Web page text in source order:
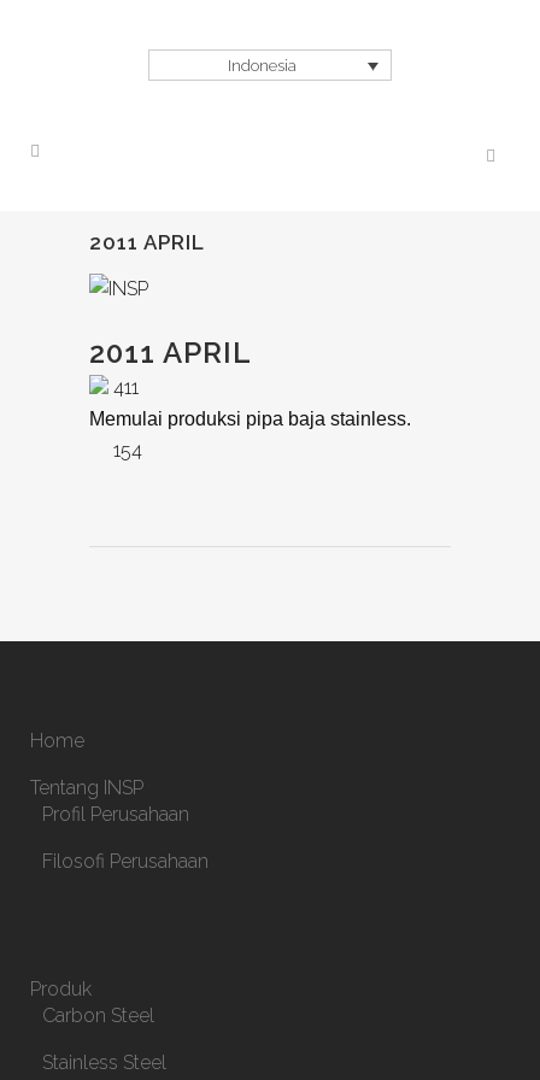
Indonesia
2011 APRIL
2011 APRIL
411
Memulai produksi pipa baja stainless.
154
Home
Tentang INSP
Profil Perusahaan
Filosofi Perusahaan
Produk
Carbon Steel
Stainless Steel